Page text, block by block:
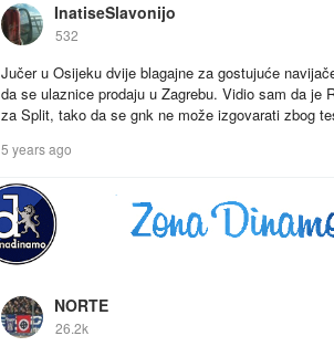
InatiseSlavonijo
532
Jučer u Osijeku dvije blagajne za gostujuće
da se ulaznice prodaju u Zagrebu. Vidio sam da je
za Split, tako da se gnk ne može izgovarati zbog
5 years ago
NORTE
26.2k